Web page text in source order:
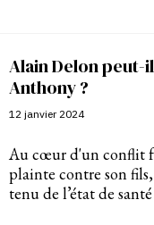
Alain Delon
Anthony ?
12 janvier 2024
Au cœur d'un conflit
plainte contre son
tenu de l’état de